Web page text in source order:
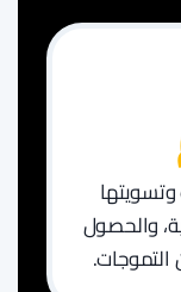
والحصول